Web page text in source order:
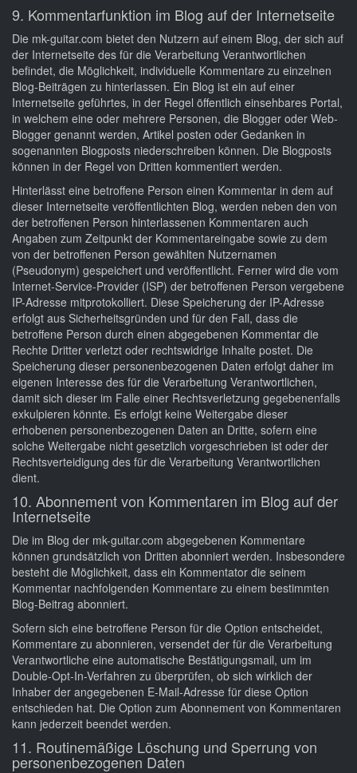
9. Kommentarfunktion im Blog auf der Internetseite
Die mk-guitar.com bietet den Nutzern auf einem Blog, der sich auf
der Internetseite des für die Verarbeitung Verantwortlichen
befindet, die Möglichkeit, individuelle Kommentare zu einzelnen
Blog-Beiträgen zu hinterlassen. Ein Blog ist ein auf einer
Internetseite geführtes, in der Regel öffentlich einsehbares Portal,
in welchem eine oder mehrere Personen, die Blogger oder Web-
Blogger genannt werden, Artikel posten oder Gedanken in
sogenannten Blogposts niederschreiben können. Die Blogposts
können in der Regel von Dritten kommentiert werden.
Hinterlässt eine betroffene Person einen Kommentar in dem auf
dieser Internetseite veröffentlichten Blog, werden neben den von
der betroffenen Person hinterlassenen Kommentaren auch
Angaben zum Zeitpunkt der Kommentareingabe sowie zu dem
von der betroffenen Person gewählten Nutzernamen
(Pseudonym) gespeichert und veröffentlicht. Ferner wird die vom
Internet-Service-Provider (ISP) der betroffenen Person vergebene
IP-Adresse mitprotokolliert. Diese Speicherung der IP-Adresse
erfolgt aus Sicherheitsgründen und für den Fall, dass die
betroffene Person durch einen abgegebenen Kommentar die
Rechte Dritter verletzt oder rechtswidrige Inhalte postet. Die
Speicherung dieser personenbezogenen Daten erfolgt daher im
eigenen Interesse des für die Verarbeitung Verantwortlichen,
damit sich dieser im Falle einer Rechtsverletzung gegebenenfalls
exkulpieren könnte. Es erfolgt keine Weitergabe dieser
erhobenen personenbezogenen Daten an Dritte, sofern eine
solche Weitergabe nicht gesetzlich vorgeschrieben ist oder der
Rechtsverteidigung des für die Verarbeitung Verantwortlichen
dient.
10. Abonnement von Kommentaren im Blog auf der
Internetseite
Die im Blog der mk-guitar.com abgegebenen Kommentare
können grundsätzlich von Dritten abonniert werden. Insbesondere
besteht die Möglichkeit, dass ein Kommentator die seinem
Kommentar nachfolgenden Kommentare zu einem bestimmten
Blog-Beitrag abonniert.
Sofern sich eine betroffene Person für die Option entscheidet,
Kommentare zu abonnieren, versendet der für die Verarbeitung
Verantwortliche eine automatische Bestätigungsmail, um im
Double-Opt-In-Verfahren zu überprüfen, ob sich wirklich der
Inhaber der angegebenen E-Mail-Adresse für diese Option
entschieden hat. Die Option zum Abonnement von Kommentaren
kann jederzeit beendet werden.
11. Routinemäßige Löschung und Sperrung von
personenbezogenen Daten